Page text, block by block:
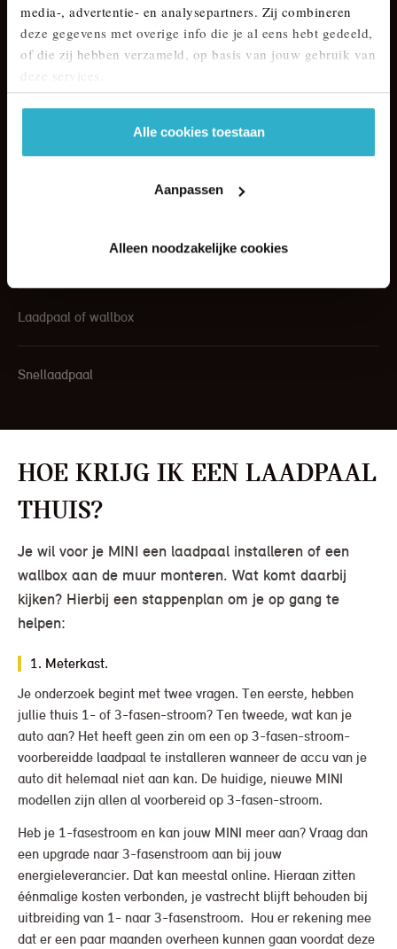
media-, advertentie- en analysepartners. Zij combineren
deze gegevens met overige info die je al eens hebt gedeeld,
of die zij hebben verzameld, op basis van jouw gebruik van
deze services.
Alle cookies toestaan
Aanpassen
Alleen noodzakelijke cookies
Laadpaal of wallbox
Snellaadpaal
Hoe krijg ik een laadpaal
thuis?
Je wil voor je MINI een laadpaal installeren of een
wallbox aan de muur monteren. Wat komt daarbij
kijken? Hierbij een stappenplan om je op gang te
helpen:
1. Meterkast.
Je onderzoek begint met twee vragen. Ten eerste, hebben
jullie thuis 1- of 3-fasen-stroom? Ten tweede, wat kan je
auto aan? Het heeft geen zin om een op 3-fasen-stroom-
voorbereidde laadpaal te installeren wanneer de accu van je
auto dit helemaal niet aan kan. De huidige, nieuwe MINI
modellen zijn allen al voorbereid op 3-fasen-stroom.
Heb je 1-fasestroom en kan jouw MINI meer aan? Vraag dan
een upgrade naar 3-fasenstroom aan bij jouw
energieleverancier. Dat kan meestal online. Hieraan zitten
éénmalige kosten verbonden, je vastrecht blijft behouden bij
uitbreiding van 1- naar 3-fasenstroom. Hou er rekening mee
dat er een paar maanden overheen kunnen gaan voordat deze